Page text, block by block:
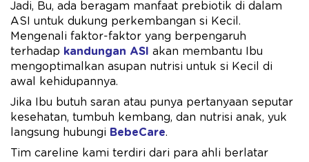
Jadi, Bu, ada beragam manfaat prebiotik di dalam
ASI untuk dukung perkembangan si Kecil.
Mengenali faktor-faktor yang berpengaruh
terhadap kandungan ASI
akan membantu Ibu
mengoptimalkan asupan nutrisi untuk si Kecil di
awal kehidupannya.
Jika Ibu butuh saran atau punya pertanyaan seputar
kesehatan, tumbuh kembang, dan nutrisi anak, yuk
langsung hubungi BebeCare.
Tim careline kami terdiri dari para ahli berlatar